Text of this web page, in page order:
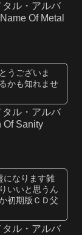
ル・アルバ
Of Metal
うございま
かも知れませ
ル・アルバ
Of Sanity
になります雑
いいと思うん
初期版ＣＤ父
ル・アルバ